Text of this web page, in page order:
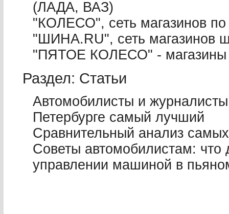
(ЛАДА, ВАЗ)
"КОЛЕСО", сеть магазинов
"ШИНА.RU", сеть магазинов
"ПЯТОЕ КОЛЕСО" - магазины
Раздел: Статьи
Автомобилисты и
Петербурге самый лучший
Сравнительный анализ
Советы автомобилистам: что
управлении машиной в